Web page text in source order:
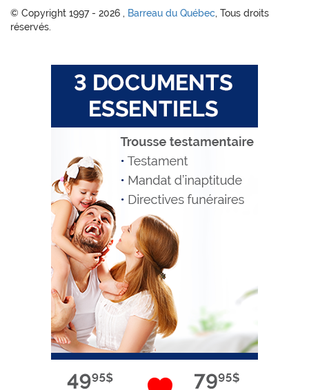
© Copyright 1997 - 2026 , Barreau du Québec, Tous droits
réservés.